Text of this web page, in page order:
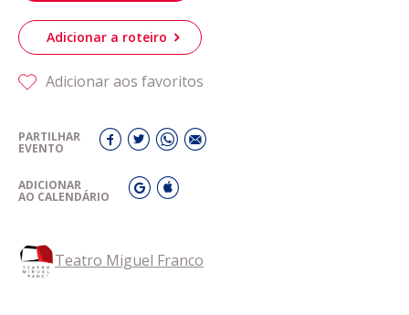
Adicionar a roteiro
Adicionar aos favoritos
PARTILHAR
EVENTO
ADICIONAR
AO CALENDÁRIO
Teatro Miguel Franco